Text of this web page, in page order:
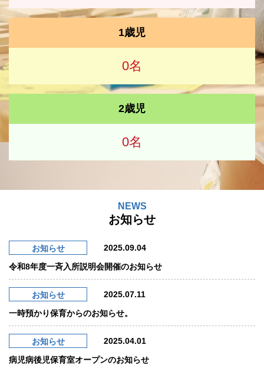
1歳児
0名
2歳児
0名
NEWS
お知らせ
お知らせ
2025.09.04
令和8年度一斉入所説明会開催のお知らせ
お知らせ
2025.07.11
一時預かり保育からのお知らせ。
お知らせ
2025.04.01
病児病後児保育室オープンのお知らせ